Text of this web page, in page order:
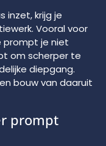
inzet, krijg je
Vooral voor
prompt je niet
om scherper te
diepgang.
bouw van daaruit
prompt